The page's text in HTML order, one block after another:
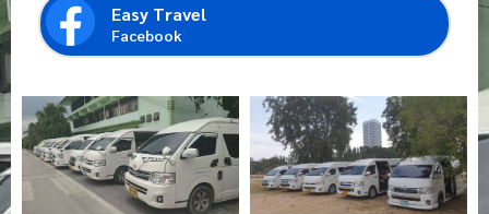
Easy Travel
Facebook